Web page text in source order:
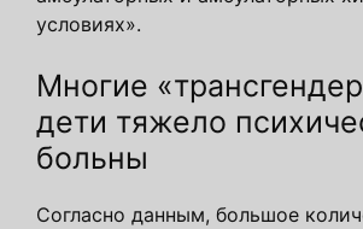
условиях».
Многие
дети тяжело
больны
Согласно данным, большое